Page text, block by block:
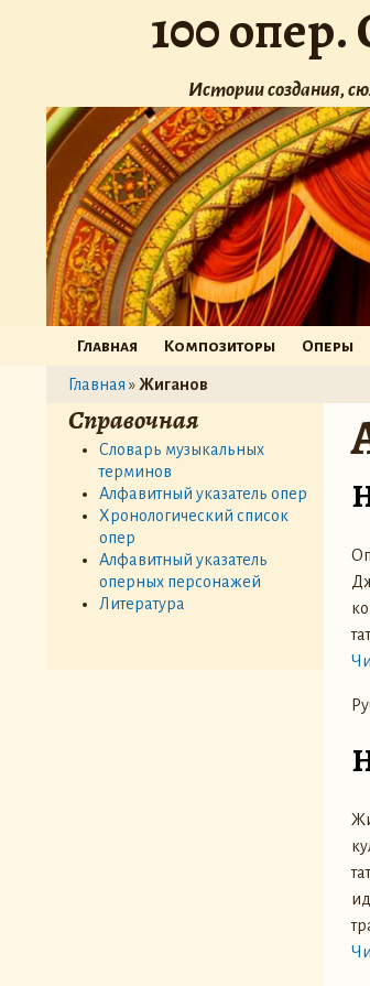
100
Истории создания,
Главная Композиторы Оперы
Главная » Жиганов
Справочная
Словарь музыкальных
терминов
Алфавитный указатель опер
Хронологический список
опер
Алфавитный указатель
оперных персонажей
Литература